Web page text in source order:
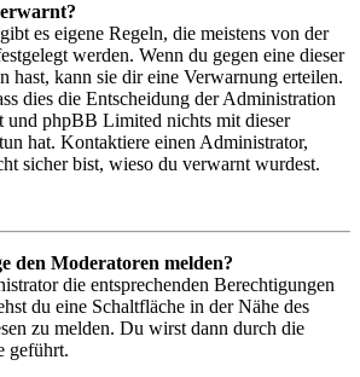
es eigene Regeln, die meistens von der
werden. Wenn du gegen eine dieser
hast, kann sie dir eine Verwarnung erteilen.
dies die Entscheidung der Administration
und phpBB Limited nichts mit dieser
hat. Kontaktiere einen Administrator,
sicher bist, wieso du verwarnt wurdest.
den Moderatoren melden?
die entsprechenden Berechtigungen
du eine Schaltfläche in der Nähe des
zu melden. Du wirst dann durch die
geführt.